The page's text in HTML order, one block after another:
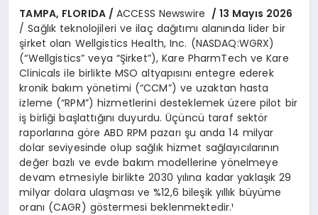
TAMPA, FLORIDA /ACCESS Newswire / 13 Mayıs 2026
/ Sağlık teknolojileri ve ilaç dağıtımı alanında lider bir
şirket olan Wellgistics Health, Inc. (NASDAQ:WGRX)
(“Wellgistics” veya “Şirket”), Kare PharmTech ve Kare
Clinicals ile birlikte MSO altyapısını entegre ederek
kronik bakım yönetimi (“CCM”) ve uzaktan hasta
izleme (“RPM”) hizmetlerini desteklemek üzere pilot bir
iş birliği başlattığını duyurdu. Üçüncü taraf sektör
raporlarına göre ABD RPM pazarı şu anda 14 milyar
dolar seviyesinde olup sağlık hizmet sağlayıcılarının
değer bazlı ve evde bakım modellerine yönelmeye
devam etmesiyle birlikte 2030 yılına kadar yaklaşık 29
milyar dolara ulaşması ve %12,6 bileşik yıllık büyüme
oranı (CAGR) göstermesi beklenmektedir.¹